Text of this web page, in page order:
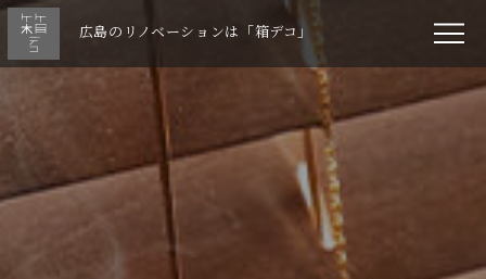
広島のリノベーションは「箱デコ」